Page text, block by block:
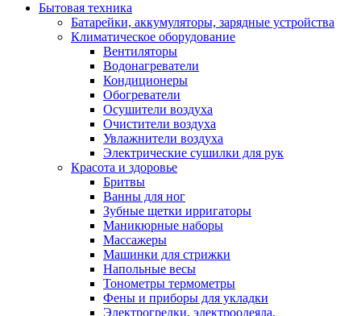
Бытовая техника
Батарейки, аккумуляторы, зарядные устройства
Климатическое оборудование
Вентиляторы
Водонагреватели
Кондиционеры
Обогреватели
Осушители воздуха
Очистители воздуха
Увлажнители воздуха
Электрические сушилки для рук
Красота и здоровье
Бритвы
Ванны для ног
Зубные щетки ирригаторы
Маникюрные наборы
Массажеры
Машинки для стрижки
Напольные весы
Тонометры термометры
Фены и приборы для укладки
Электрогрелки, электроодеяла,